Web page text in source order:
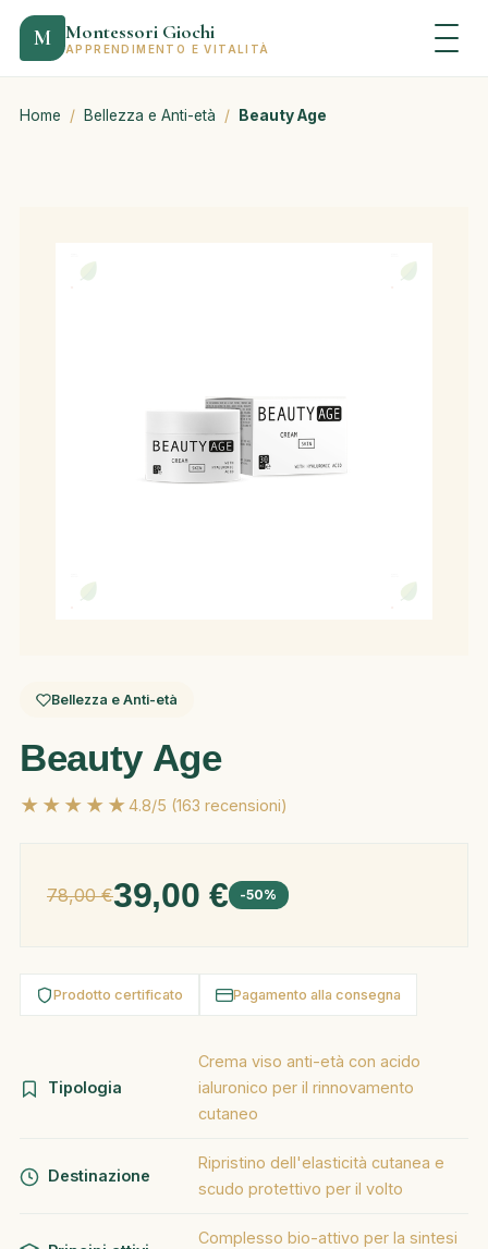
M Montessori Giochi
APPRENDIMENTO E VITALITÀ
Home / Bellezza e Anti-età / Beauty Age
Bellezza e Anti-età
Beauty Age
★★★★★4.8/5 (163 recensioni)
78,00 €39,00 € -50%
Prodotto certificato Pagamento alla consegna
Tipologia
Crema viso anti-età con acido
ialuronico per il rinnovamento
cutaneo
Destinazione
Ripristino dell'elasticità cutanea e
scudo protettivo per il volto
Complesso bio-attivo per la sintesi